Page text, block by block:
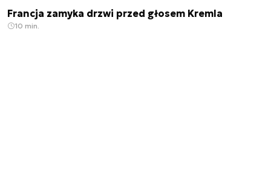
Francja zamyka drzwi przed głosem Kremla
10 min.